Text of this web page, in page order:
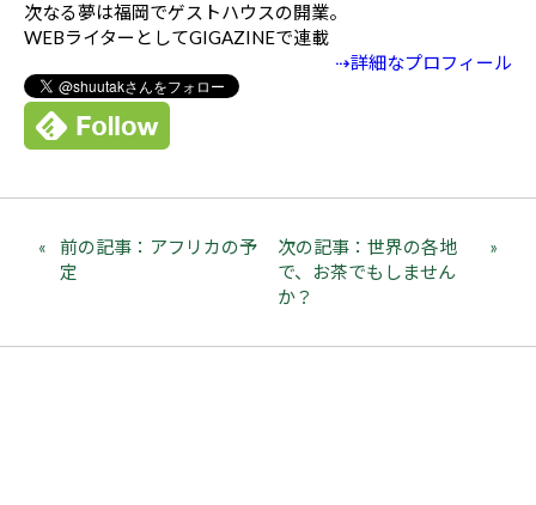
次なる夢は福岡でゲストハウスの開業。
WEBライターとしてGIGAZINEで連載
⇢詳細なプロフィール
前の記事：アフリカの予
定
次の記事：世界の各地
で、お茶でもしません
か？